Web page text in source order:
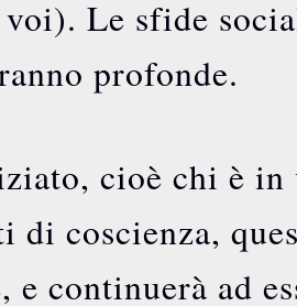
voi). Le sfide
profonde.
cioè chi è
di coscienza,
e continuerà ad